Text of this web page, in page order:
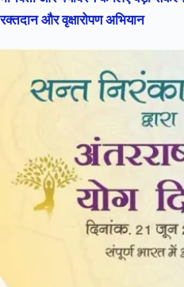
रक्तदान और वृक्षारोपण अभियान